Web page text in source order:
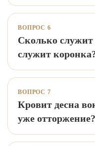
ВОПРОС 6
Сколько
служит
ВОПРОС 7
Кровит десна
уже отторжение?